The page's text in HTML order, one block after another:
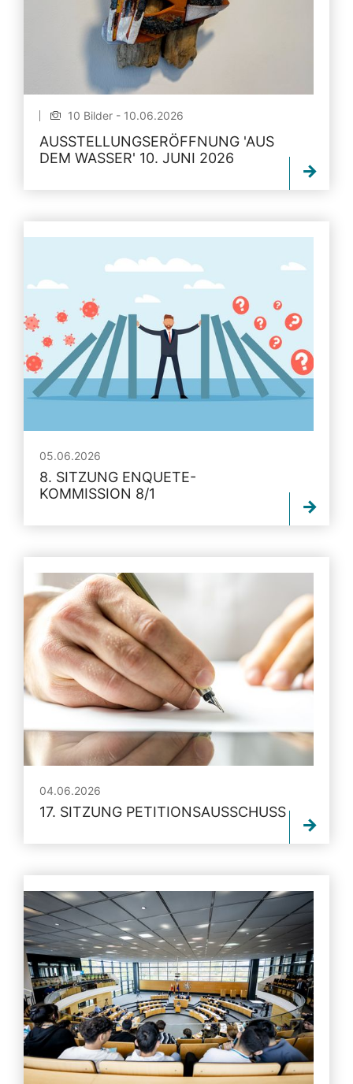
10 Bilder - 10.06.2026
AUSSTELLUNGSERÖFFNUNG 'AUS
DEM WASSER' 10. JUNI 2026
05.06.2026
8. SITZUNG ENQUETE-
KOMMISSION 8/1
04.06.2026
17. SITZUNG PETITIONSAUSSCHUSS